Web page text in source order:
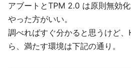
アブートとTPM 2.0 は原則無効
やった方がいい。
調べればすぐ分かると思うけど
ら、満たす環境は下記の通り。